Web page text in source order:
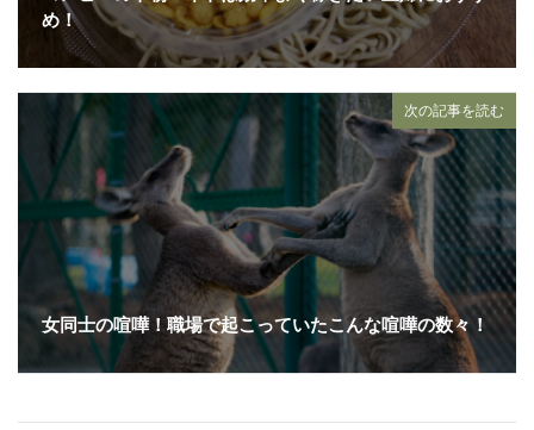
め！
次の記事を読む
女同士の喧嘩！職場で起こっていたこんな喧嘩の数々！